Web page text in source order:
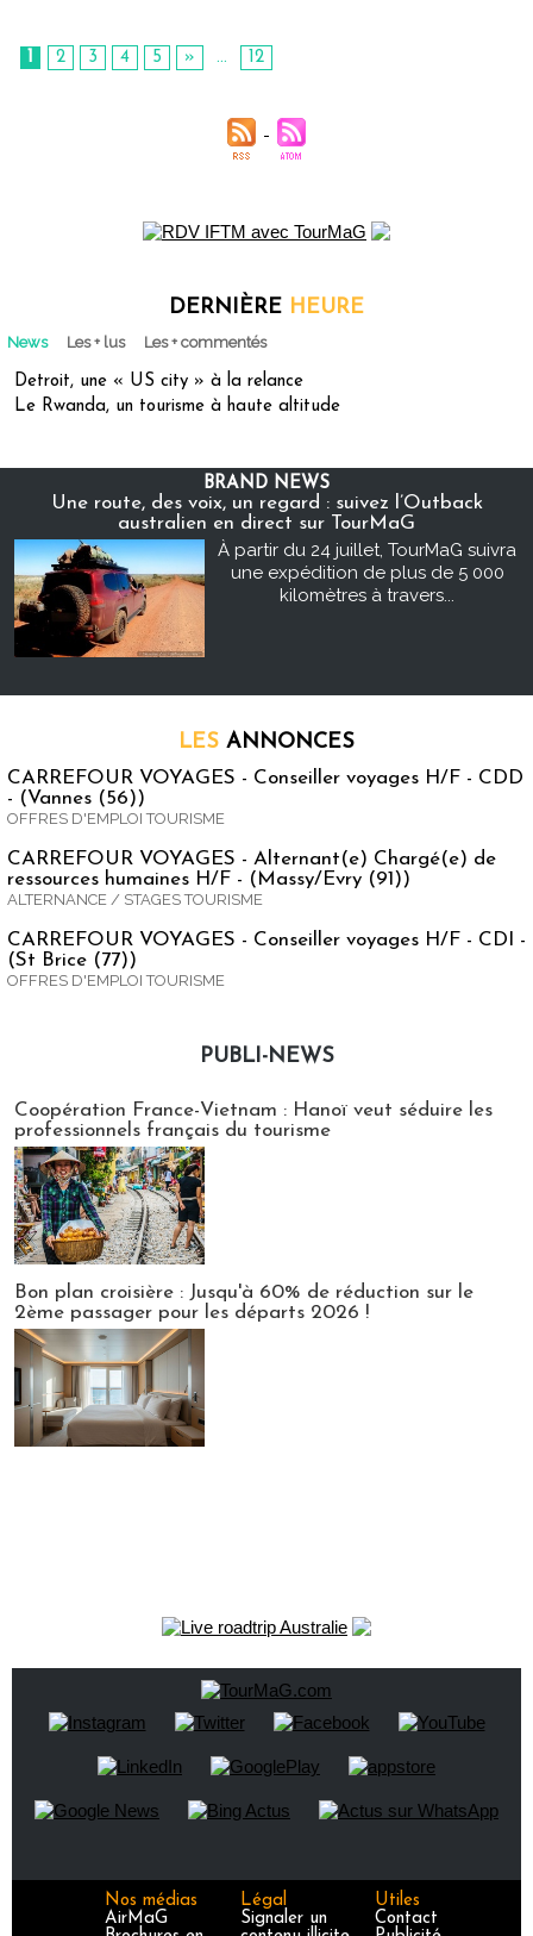
1 2 3 4 5 » ... 12
DERNIÈRE HEURE
News Les + lus Les + commentés
Detroit, une « US city » à la relance
Le Rwanda, un tourisme à haute altitude
BRAND NEWS
Une route, des voix, un regard : suivez l’Outback
australien en direct sur TourMaG
À partir du 24 juillet, TourMaG suivra
une expédition de plus de 5 000
kilomètres à travers...
LES ANNONCES
CARREFOUR VOYAGES - Conseiller voyages H/F - CDD
- (Vannes (56))
OFFRES D'EMPLOI TOURISME
CARREFOUR VOYAGES - Alternant(e) Chargé(e) de
ressources humaines H/F - (Massy/Evry (91))
ALTERNANCE / STAGES TOURISME
CARREFOUR VOYAGES - Conseiller voyages H/F - CDI -
(St Brice (77))
OFFRES D'EMPLOI TOURISME
PUBLI-NEWS
Coopération France-Vietnam : Hanoï veut séduire les
professionnels français du tourisme
Bon plan croisière : Jusqu'à 60% de réduction sur le
2ème passager pour les départs 2026 !
Nos médias
AirMaG
Légal
Signaler un
Utiles
Contact